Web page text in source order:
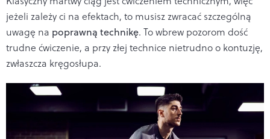
jeżeli zależy ci na efektach, to musisz zwracać szczególną
uwagę na poprawną technikę. To wbrew pozorom dość
trudne ćwiczenie, a przy złej technice nietrudno o kontuzję,
zwłaszcza kręgosłupa.